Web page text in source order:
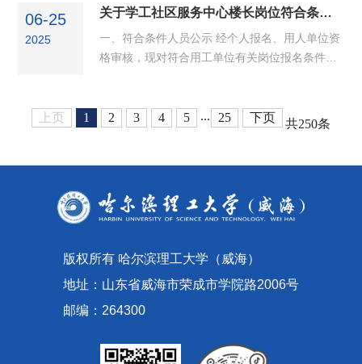
《关于全面下放省直事业单位公开招聘管理权限
06-25
2025
关于学工社区服务中心楼长岗位符合条件人员公示及考核通知
一、符合条件人员公示 经个人报名、用人单位资
格审核，现对符合用工单位有关岗位报名条件人
音...
上页 1 2 3 4 5 ... 25 下页 共250条
版权所有 哈尔滨理工大学（威海）
地址：山东省威海市荣成市学院路2006号
邮编：264300